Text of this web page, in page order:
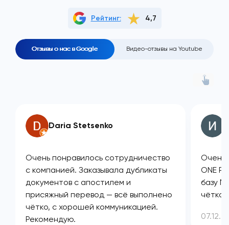
Рейтинг: 4,7
Отзывы о нас в Google Видео-отзывы на Youtube
Daria Stetsenko
Очень понравилось сотрудничество
с компанией. Заказывала дубликаты
документов с апостилем и
присяжный перевод — всё выполнено
чётко, с хорошей коммуникацией.
Рекомендую.
Очень
ONE
базу
чётко